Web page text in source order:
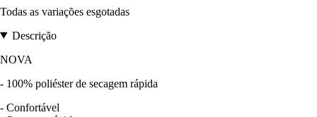
Todas as variações esgotadas
Descrição
NOVA
- 100% poliéster de secagem rápida
- Confortável